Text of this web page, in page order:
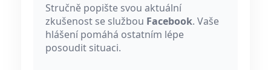
Stručně popište svou aktuální
zkušenost se službou Facebook. Vaše
hlášení pomáhá ostatním lépe
posoudit situaci.